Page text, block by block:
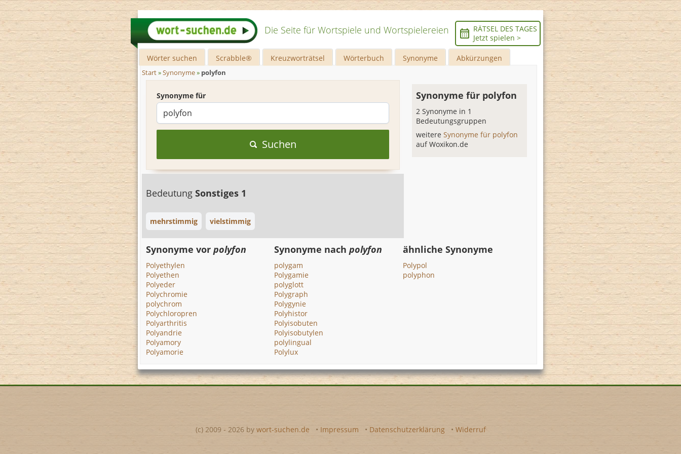
Die Seite für Wortspiele und Wortspielereien
RÄTSEL DES TAGES
Jetzt spielen >
Wörter suchen Scrabble® Kreuzworträtsel Wörterbuch Synonyme Abkürzungen
Start»Synonyme» polyfon
Synonyme für
Suchen
Bedeutung Sonstiges 1
mehrstimmig vielstimmig
Synonyme für polyfon
2 Synonyme in 1
Bedeutungsgruppen
weitereSynonyme für polyfon
auf Woxikon.de
Synonyme vor polyfon
Polyethylen
Polyethen
Polyeder
Polychromie
polychrom
Polychloropren
Polyarthritis
Polyandrie
Polyamory
Polyamorie
Synonyme nachpolyfon
polygam
Polygamie
polyglott
Polygraph
Polygynie
Polyhistor
Polyisobuten
Polyisobutylen
polylingual
Polylux
ähnliche Synonyme
Polypol
polyphon
(c) 2009 - 2026 by wort-suchen.de • Impressum • Datenschutzerklärung • Widerruf